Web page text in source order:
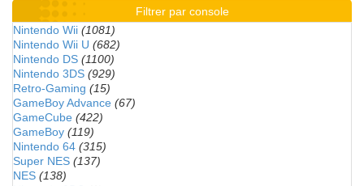
Filtrer par console
Nintendo Wii (1081)
Nintendo Wii U (682)
Nintendo DS (1100)
Nintendo 3DS (929)
Retro-Gaming (15)
GameBoy Advance (67)
GameCube (422)
GameBoy (119)
Nintendo 64 (315)
Super NES (137)
NES (138)